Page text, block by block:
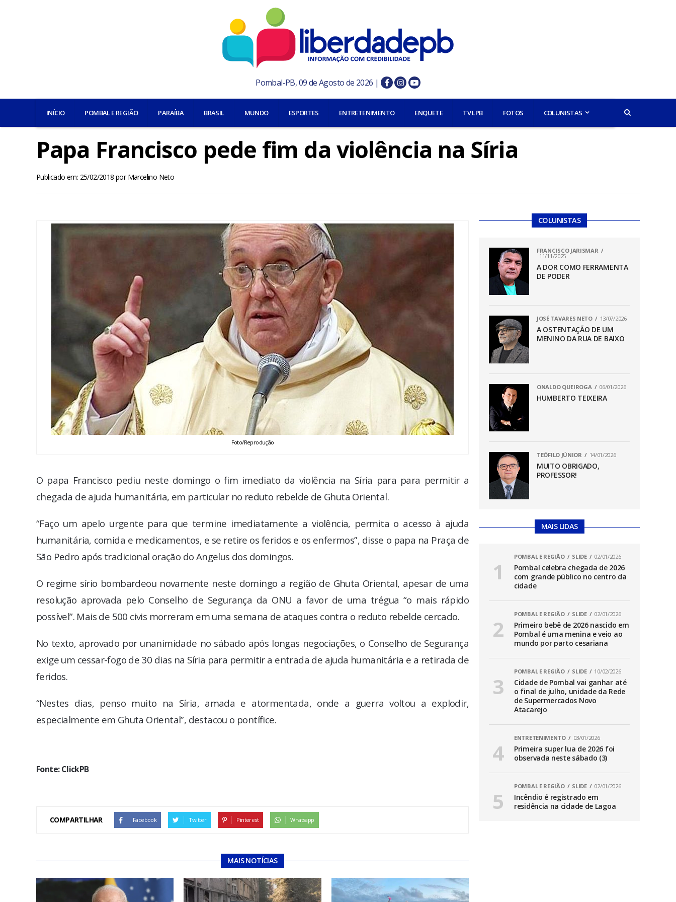
Pombal-PB, 09 de Agosto de 2026 |
INÍCIO POMBAL E REGIÃO PARAÍBA BRASIL MUNDO ESPORTES ENTRETENIMENTO ENQUETE TV LPB FOTOS COLUNISTAS
Papa Francisco pede fim da violência na Síria
Publicado em: 25/02/2018 porMarcelino Neto
Foto/Reprodução
O papa Francisco pediu neste domingo o fim imediato da violência na Síria para para permitir a
chegada de ajuda humanitária, em particular no reduto rebelde de Ghuta Oriental.
“Faço um apelo urgente para que termine imediatamente a violência, permita o acesso à ajuda
humanitária, comida e medicamentos, e se retire os feridos e os enfermos”, disse o papa na Praça de
São Pedro após tradicional oração do Angelus dos domingos.
O regime sírio bombardeou novamente neste domingo a região de Ghuta Oriental, apesar de uma
resolução aprovada pelo Conselho de Segurança da ONU a favor de uma trégua “o mais rápido
possível”. Mais de 500 civis morreram em uma semana de ataques contra o reduto rebelde cercado.
No texto, aprovado por unanimidade no sábado após longas negociações, o Conselho de Segurança
exige um cessar-fogo de 30 dias na Síria para permitir a entrada de ajuda humanitária e a retirada de
feridos.
“Nestes dias, penso muito na Síria, amada e atormentada, onde a guerra voltou a explodir,
especialmente em Ghuta Oriental”, destacou o pontífice.
Fonte: ClickPB
COMPARTILHAR Facebook Twitter Pinterest Whatsapp
MAIS NOTÍCIAS
COLUNISTAS
FRANCISCO JARISMAR
11/11/2025
A DOR COMO FERRAMENTA
DE PODER
JOSÉ TAVARES NETO 13/07/2026
A OSTENTAÇÃO DE UM
MENINO DA RUA DE BAIXO
ONALDO QUEIROGA 06/01/2026
HUMBERTO TEIXEIRA
TEÓFILO JÚNIOR 14/01/2026
MUITO OBRIGADO,
PROFESSOR!
MAIS LIDAS
POMBAL E REGIÃO SLIDE 02/01/2026
Pombal celebra chegada de 2026
com grande público no centro da
cidade
POMBAL E REGIÃO SLIDE 02/01/2026
Primeiro bebê de 2026 nascido em
Pombal é uma menina e veio ao
mundo por parto cesariana
POMBAL E REGIÃO SLIDE 10/02/2026
Cidade de Pombal vai ganhar até
o final de julho, unidade da Rede
de Supermercados Novo
Atacarejo
ENTRETENIMENTO 03/01/2026
Primeira super lua de 2026 foi
observada neste sábado (3)
POMBAL E REGIÃO SLIDE 02/01/2026
Incêndio é registrado em
residência na cidade de Lagoa